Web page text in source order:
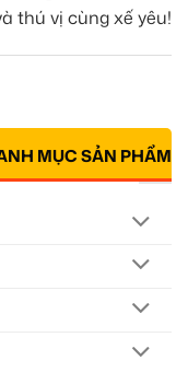
thú vị cùng xế yêu!
MỤC SẢN PHẨM